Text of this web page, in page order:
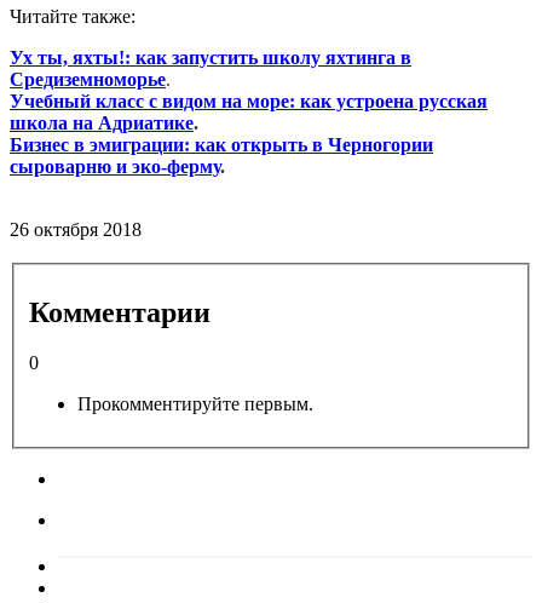
Читайте также:
Ух ты, яхты!: как запустить школу яхтинга в
Средиземноморье.
Учебный класс с видом на море: как устроена русская
школа на Адриатике.
Бизнес в эмиграции: как открыть в Черногории
сыроварню и эко-ферму.
26 октября 2018
Комментарии
0
Прокомментируйте первым.